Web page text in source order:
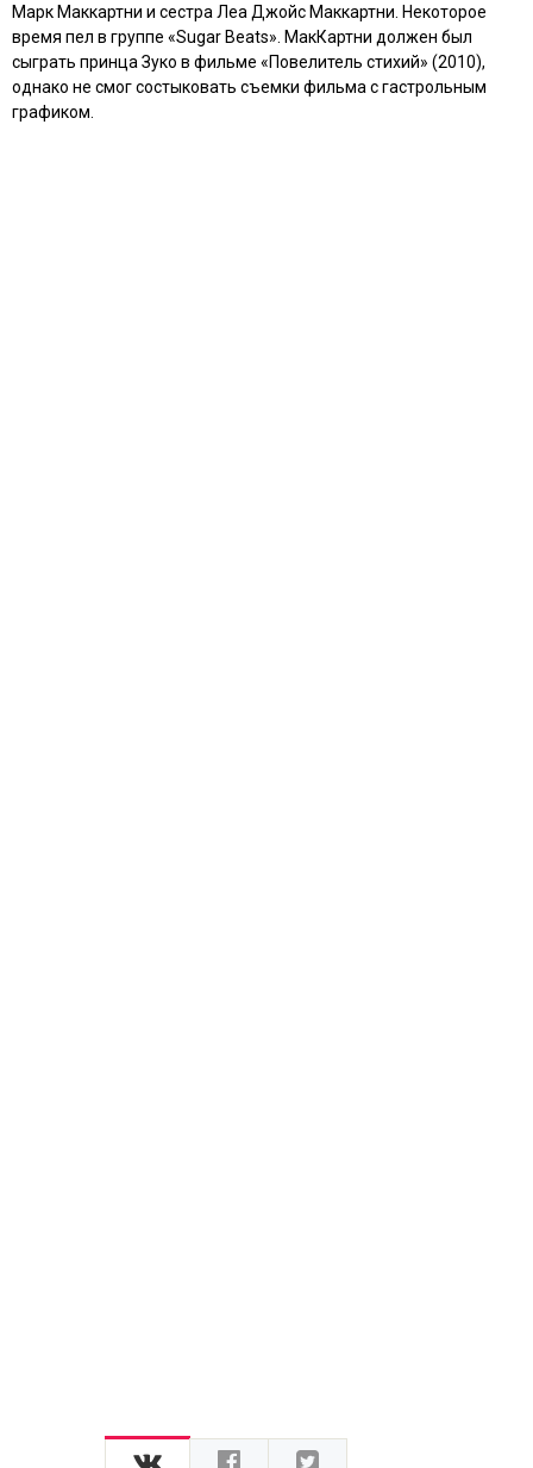
Марк Маккартни и сестра Леа Джойс Маккартни. Некоторое
время пел в группе «Sugar Beats». МакКартни должен был
сыграть принца Зуко в фильме «Повелитель стихий» (2010),
однако не смог состыковать съемки фильма с гастрольным
графиком.